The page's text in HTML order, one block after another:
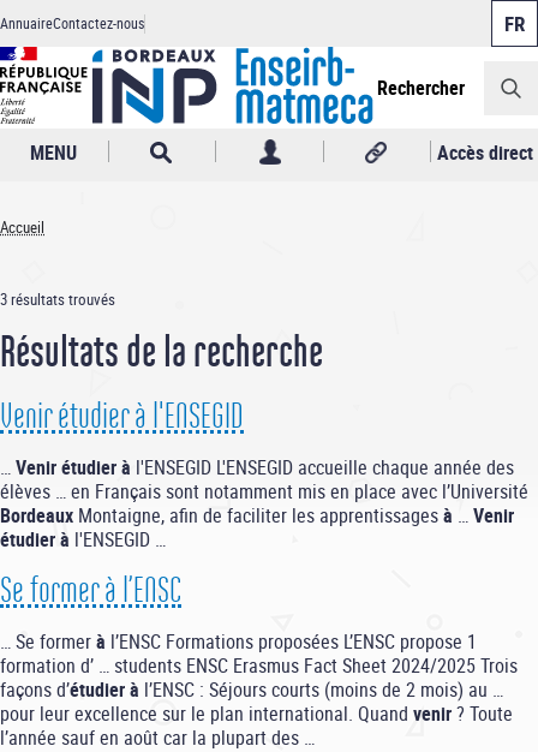
Aller
au
contenu
principal
Header
AnnuaireContactez-nous
Rechercher
MENU Accès direct
d'Ariane
Accueil
3 résultats trouvés
Résultats de la recherche
Venir étudier à l'ENSEGID
…Venirétudierà l'ENSEGID L'ENSEGID accueille chaque année des
élèves … en Français sont notamment mis en place avec l’Université
Bordeaux Montaigne, afin de faciliter les apprentissagesà …Venir
étudierà l'ENSEGID …
Se former à l’ENSC
… Se formerà l’ENSC Formations proposées L’ENSC propose 1
formation d’ … students ENSC Erasmus Fact Sheet 2024/2025 Trois
façons d’étudierà l’ENSC : Séjours courts (moins de 2 mois) au …
pour leur excellence sur le plan international. Quand venir? Toute
l’année sauf en août car la plupart des …
Panneau de gestion des cookies